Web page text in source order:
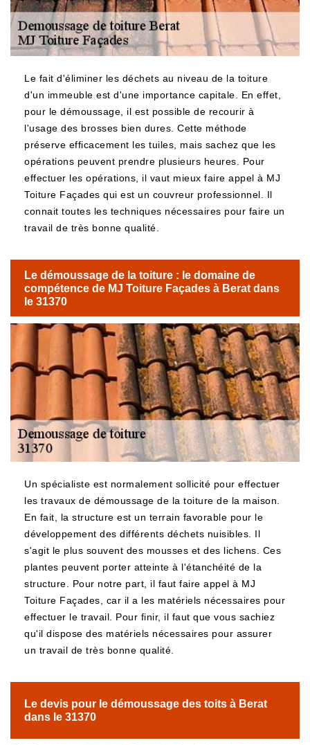
Le fait d'éliminer les déchets au niveau de la toiture
d'un immeuble est d'une importance capitale. En effet,
pour le démoussage, il est possible de recourir à
l'usage des brosses bien dures. Cette méthode
préserve efficacement les tuiles, mais sachez que les
opérations peuvent prendre plusieurs heures. Pour
effectuer les opérations, il vaut mieux faire appel à MJ
Toiture Façades qui est un couvreur professionnel. Il
connait toutes les techniques nécessaires pour faire un
travail de très bonne qualité.
Le démoussage de la toiture : le domaine de
compétence de MJ Toiture Façades à Berat dans
le 31370
Un spécialiste est normalement sollicité pour effectuer
les travaux de démoussage de la toiture de la maison.
En fait, la structure est un terrain favorable pour le
développement des différents déchets nuisibles. Il
s'agit le plus souvent des mousses et des lichens. Ces
plantes peuvent porter atteinte à l'étanchéité de la
structure. Pour notre part, il faut faire appel à MJ
Toiture Façades, car il a les matériels nécessaires pour
effectuer le travail. Pour finir, il faut que vous sachiez
qu'il dispose des matériels nécessaires pour assurer
un travail de très bonne qualité.
Le devis pour le démoussage des toits à Berat
dans le 31370